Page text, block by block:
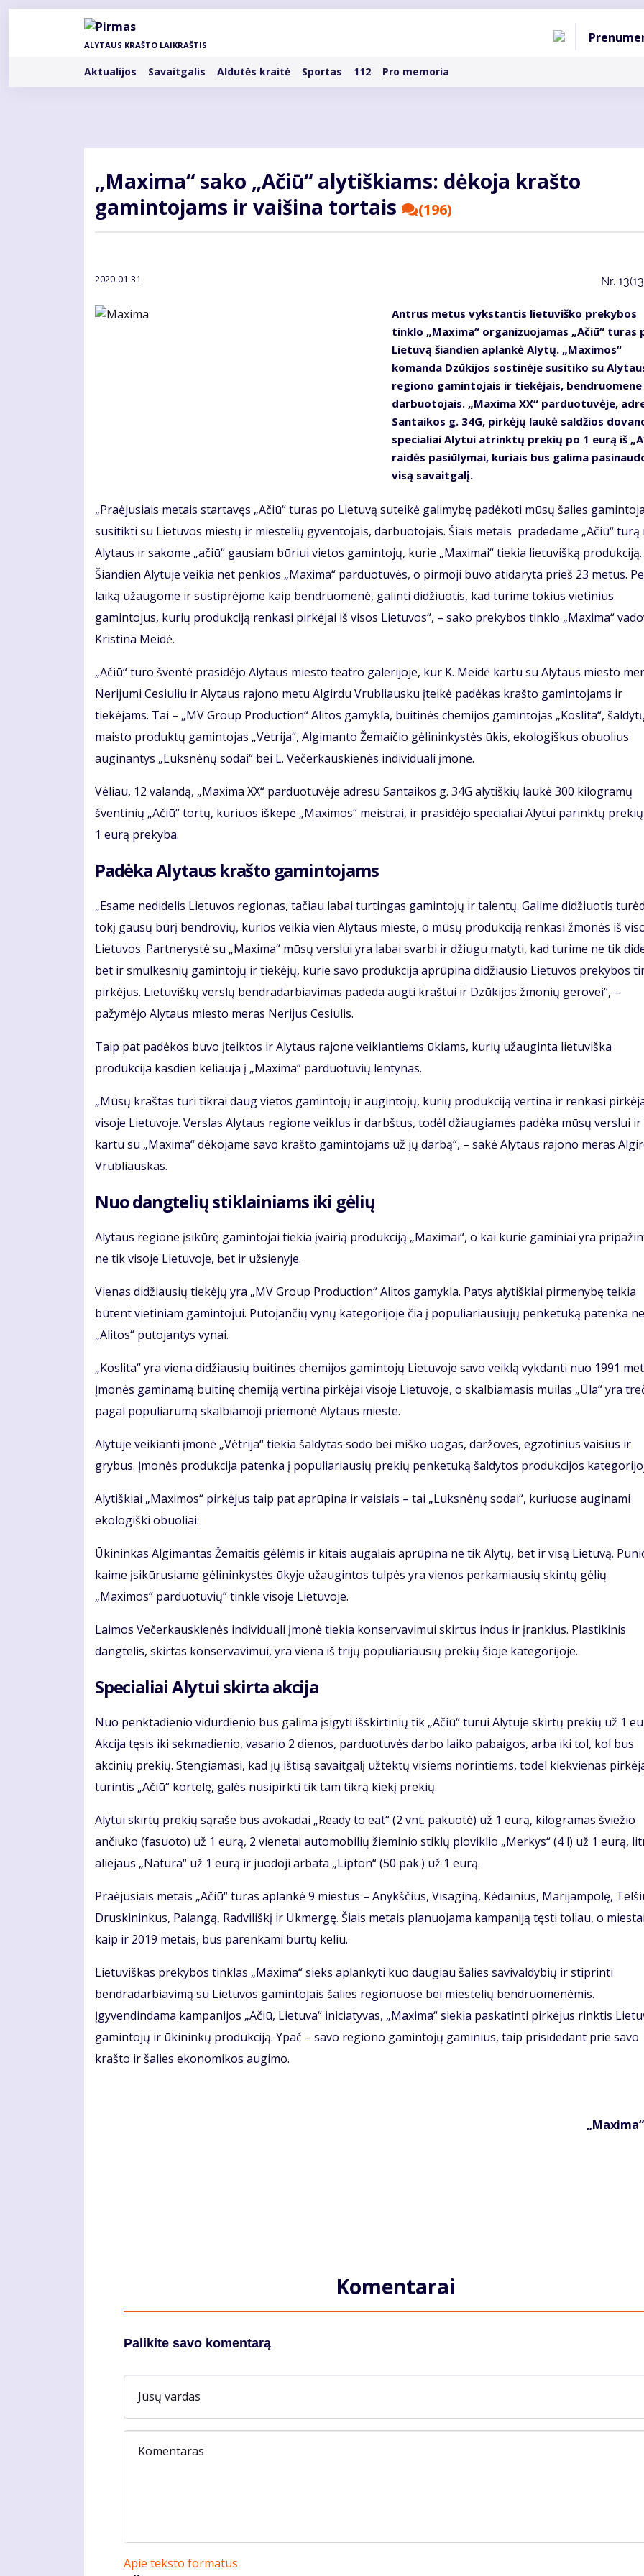
Pereiti
ALYTAUS KRAŠTO LAIKRAŠTIS
Rubrikos
Aktualijos Savaitgalis Aldutės kraitė Sportas 112 Pro memoria
„Maxima“ sako „Ačiū“ alytiškiams: dėkoja krašto
gamintojams ir vaišina tortais
(196)
2020-01-31 Nr.
Antrus metus vykstantis lietuviško prekybos
tinklo „Maxima“ organizuojamas „Ačiū“ turas
Lietuvą šiandien aplankė Alytų. „Maximos“
komanda Dzūkijos sostinėje susitiko su
regiono gamintojais ir tiekėjais,
darbuotojais. „Maxima XX“ parduotuvėje,
Santaikos g. 34G, pirkėjų laukė saldžios
specialiai Alytui atrinktų prekių po 1 eurą iš
raidės pasiūlymai, kuriais bus galima
visą savaitgalį.
„Praėjusiais metais startavęs „Ačiū“ turas po Lietuvą suteikė galimybę padėkoti mūsų šalies
susitikti su Lietuvos miestų ir miestelių gyventojais, darbuotojais. Šiais metais pradedame „Ačiū“ turą
Alytaus ir sakome „ačiū“ gausiam būriui vietos gamintojų, kurie „Maximai“ tiekia lietuvišką produkciją.
Šiandien Alytuje veikia net penkios „Maxima“ parduotuvės, o pirmoji buvo atidaryta prieš 23 metus.
laiką užaugome ir sustiprėjome kaip bendruomenė, galinti didžiuotis, kad turime tokius vietinius
gamintojus, kurių produkciją renkasi pirkėjai iš visos Lietuvos“, – sako prekybos tinklo „Maxima“
Kristina Meidė.
„Ačiū“ turo šventė prasidėjo Alytaus miesto teatro galerijoje, kur K. Meidė kartu su Alytaus miesto
Nerijumi Cesiuliu ir Alytaus rajono metu Algirdu Vrubliausku įteikė padėkas krašto gamintojams ir
tiekėjams. Tai – „MV Group Production“ Alitos gamykla, buitinės chemijos gamintojas „Koslita“,
maisto produktų gamintojas „Vėtrija“, Algimanto Žemaičio gėlininkystės ūkis, ekologiškus obuolius
auginantys „Luksnėnų sodai“ bei L. Večerkauskienės individuali įmonė.
Vėliau, 12 valandą, „Maxima XX“ parduotuvėje adresu Santaikos g. 34G alytiškių laukė 300 kilogramų
šventinių „Ačiū“ tortų, kuriuos iškepė „Maximos“ meistrai, ir prasidėjo specialiai Alytui parinktų
1 eurą prekyba.
Padėka Alytaus krašto gamintojams
„Esame nedidelis Lietuvos regionas, tačiau labai turtingas gamintojų ir talentų. Galime didžiuotis
tokį gausų būrį bendrovių, kurios veikia vien Alytaus mieste, o mūsų produkciją renkasi žmonės iš
Lietuvos. Partnerystė su „Maxima“ mūsų verslui yra labai svarbi ir džiugu matyti, kad turime ne tik
bet ir smulkesnių gamintojų ir tiekėjų, kurie savo produkcija aprūpina didžiausio Lietuvos prekybos
pirkėjus. Lietuviškų verslų bendradarbiavimas padeda augti kraštui ir Dzūkijos žmonių gerovei“, –
pažymėjo Alytaus miesto meras Nerijus Cesiulis.
Taip pat padėkos buvo įteiktos ir Alytaus rajone veikiantiems ūkiams, kurių užauginta lietuviška
produkcija kasdien keliauja į „Maxima“ parduotuvių lentynas.
„Mūsų kraštas turi tikrai daug vietos gamintojų ir augintojų, kurių produkciją vertina ir renkasi
visoje Lietuvoje. Verslas Alytaus regione veiklus ir darbštus, todėl džiaugiamės padėka mūsų verslui ir
kartu su „Maxima“ dėkojame savo krašto gamintojams už jų darbą“, – sakė Alytaus rajono meras
Vrubliauskas.
Nuo dangtelių stiklainiams iki gėlių
Alytaus regione įsikūrę gamintojai tiekia įvairią produkciją „Maximai“, o kai kurie gaminiai yra
ne tik visoje Lietuvoje, bet ir užsienyje.
Vienas didžiausių tiekėjų yra „MV Group Production“ Alitos gamykla. Patys alytiškiai pirmenybę teikia
būtent vietiniam gamintojui. Putojančių vynų kategorijoje čia į populiariausiųjų penketuką patenka
„Alitos“ putojantys vynai.
„Koslita“ yra viena didžiausių buitinės chemijos gamintojų Lietuvoje savo veiklą vykdanti nuo 1991
Įmonės gaminamą buitinę chemiją vertina pirkėjai visoje Lietuvoje, o skalbiamasis muilas „Ūla“ yra
pagal populiarumą skalbiamoji priemonė Alytaus mieste.
Alytuje veikianti įmonė „Vėtrija“ tiekia šaldytas sodo bei miško uogas, daržoves, egzotinius vaisius ir
grybus. Įmonės produkcija patenka į populiariausių prekių penketuką šaldytos produkcijos
Alytiškiai „Maximos“ pirkėjus taip pat aprūpina ir vaisiais – tai „Luksnėnų sodai“, kuriuose auginami
ekologiški obuoliai.
Ūkininkas Algimantas Žemaitis gėlėmis ir kitais augalais aprūpina ne tik Alytų, bet ir visą Lietuvą.
kaime įsikūrusiame gėlininkystės ūkyje užaugintos tulpės yra vienos perkamiausių skintų gėlių
„Maximos“ parduotuvių“ tinkle visoje Lietuvoje.
Laimos Večerkauskienės individuali įmonė tiekia konservavimui skirtus indus ir įrankius. Plastikinis
dangtelis, skirtas konservavimui, yra viena iš trijų populiariausių prekių šioje kategorijoje.
Specialiai Alytui skirta akcija
Nuo penktadienio vidurdienio bus galima įsigyti išskirtinių tik „Ačiū“ turui Alytuje skirtų prekių už 1
Akcija tęsis iki sekmadienio, vasario 2 dienos, parduotuvės darbo laiko pabaigos, arba iki tol, kol bus
akcinių prekių. Stengiamasi, kad jų ištisą savaitgalį užtektų visiems norintiems, todėl kiekvienas
turintis „Ačiū“ kortelę, galės nusipirkti tik tam tikrą kiekį prekių.
Alytui skirtų prekių sąraše bus avokadai „Ready to eat“ (2 vnt. pakuotė) už 1 eurą, kilogramas šviežio
ančiuko (fasuoto) už 1 eurą, 2 vienetai automobilių žieminio stiklų ploviklio „Merkys“ (4 l) už 1 eurą,
aliejaus „Natura“ už 1 eurą ir juodoji arbata „Lipton“ (50 pak.) už 1 eurą.
Praėjusiais metais „Ačiū“ turas aplankė 9 miestus – Anykščius, Visaginą, Kėdainius, Marijampolę,
Druskininkus, Palangą, Radviliškį ir Ukmergę. Šiais metais planuojama kampaniją tęsti toliau, o
kaip ir 2019 metais, bus parenkami burtų keliu.
Lietuviškas prekybos tinklas „Maxima“ sieks aplankyti kuo daugiau šalies savivaldybių ir stiprinti
bendradarbiavimą su Lietuvos gamintojais šalies regionuose bei miestelių bendruomenėmis.
Įgyvendindama kampanijos „Ačiū, Lietuva“ iniciatyvas, „Maxima“ siekia paskatinti pirkėjus rinktis
gamintojų ir ūkininkų produkciją. Ypač – savo regiono gamintojų gaminius, taip prisidedant prie savo
krašto ir šalies ekonomikos augimo.
Komentarai
Palikite savo komentarą
Jūsų vardas
Komentaras
Apie teksto formatus